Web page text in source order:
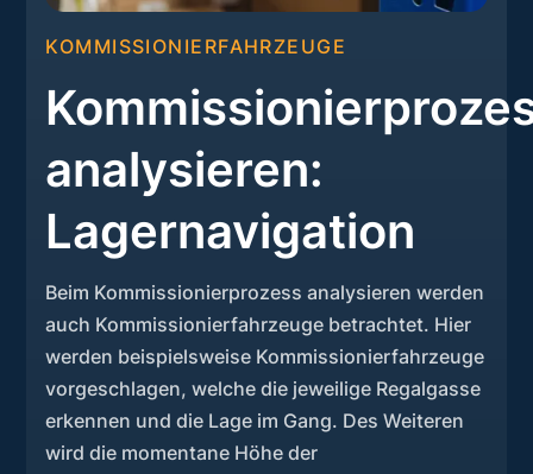
KOMMISSIONIERFAHRZEUGE
analysieren:
Lagernavigation
Beim Kommissionierprozess analysieren werden
auch Kommissionierfahrzeuge betrachtet. Hier
werden beispielsweise Kommissionierfahrzeuge
vorgeschlagen, welche die jeweilige Regalgasse
erkennen und die Lage im Gang. Des Weiteren
wird die momentane Höhe der